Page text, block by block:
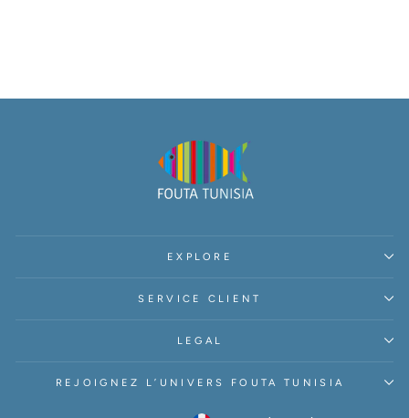
EXPLORE
SERVICE CLIENT
LEGAL
REJOIGNEZ L’UNIVERS FOUTA TUNISIA